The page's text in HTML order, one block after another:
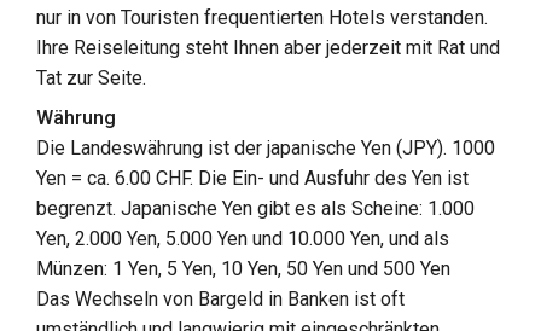
nur in von Touristen frequentierten Hotels verstanden.
Ihre Reiseleitung steht Ihnen aber jederzeit mit Rat und
Tat zur Seite.
Währung
Die Landeswährung ist der japanische Yen (JPY). 1000
Yen = ca. 6.00 CHF. Die Ein- und Ausfuhr des Yen ist
begrenzt. Japanische Yen gibt es als Scheine: 1.000
Yen, 2.000 Yen, 5.000 Yen und 10.000 Yen, und als
Münzen: 1 Yen, 5 Yen, 10 Yen, 50 Yen und 500 Yen
Das Wechseln von Bargeld in Banken ist oft